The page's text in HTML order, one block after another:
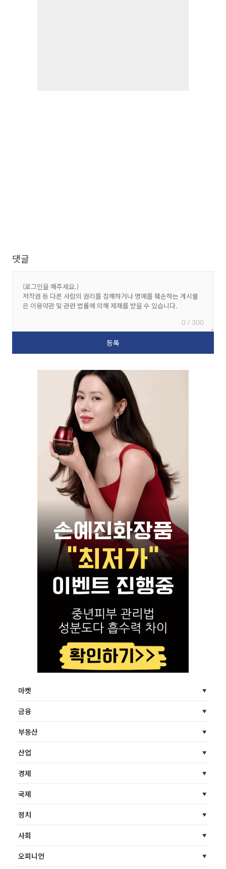
댓글
0 / 300
마켓
금융
부동산
산업
경제
국제
정치
사회
오피니언